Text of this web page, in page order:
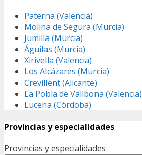
Paterna (Valencia)
Molina de Segura (Murcia)
Jumilla (Murcia)
Águilas (Murcia)
Xirivella (Valencia)
Los Alcázares (Murcia)
Crevillent (Alicante)
La Pobla de Vallbona (Valencia)
Lucena (Córdoba)
Provincias y especialidades
Provincias y especialidades